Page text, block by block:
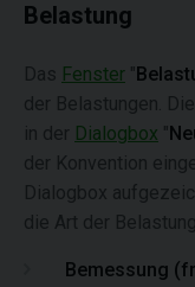
Belastung
Das Fenster "
der Belastungen. Die
in der Dialogbox "
der Konvention
Dialogbox
die Art der Belastung:
Bemessung